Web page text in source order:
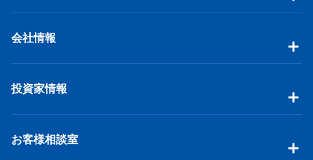
会社情報
投資家情報
お客様相談室